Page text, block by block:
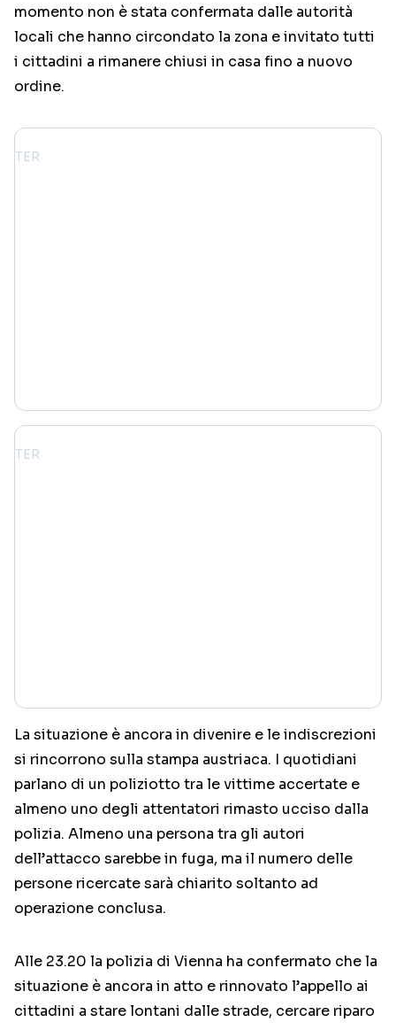
momento non è stata confermata dalle autorità
locali che hanno circondato la zona e invitato tutti
i cittadini a rimanere chiusi in casa fino a nuovo
ordine.
La situazione è ancora in divenire e le indiscrezioni
si rincorrono sulla stampa austriaca. I quotidiani
parlano di un poliziotto tra le vittime accertate e
almeno uno degli attentatori rimasto ucciso dalla
polizia. Almeno una persona tra gli autori
dell’attacco sarebbe in fuga, ma il numero delle
persone ricercate sarà chiarito soltanto ad
operazione conclusa.
Alle 23.20 la polizia di Vienna ha confermato che la
situazione è ancora in atto e rinnovato l’appello ai
cittadini a stare lontani dalle strade, cercare riparo